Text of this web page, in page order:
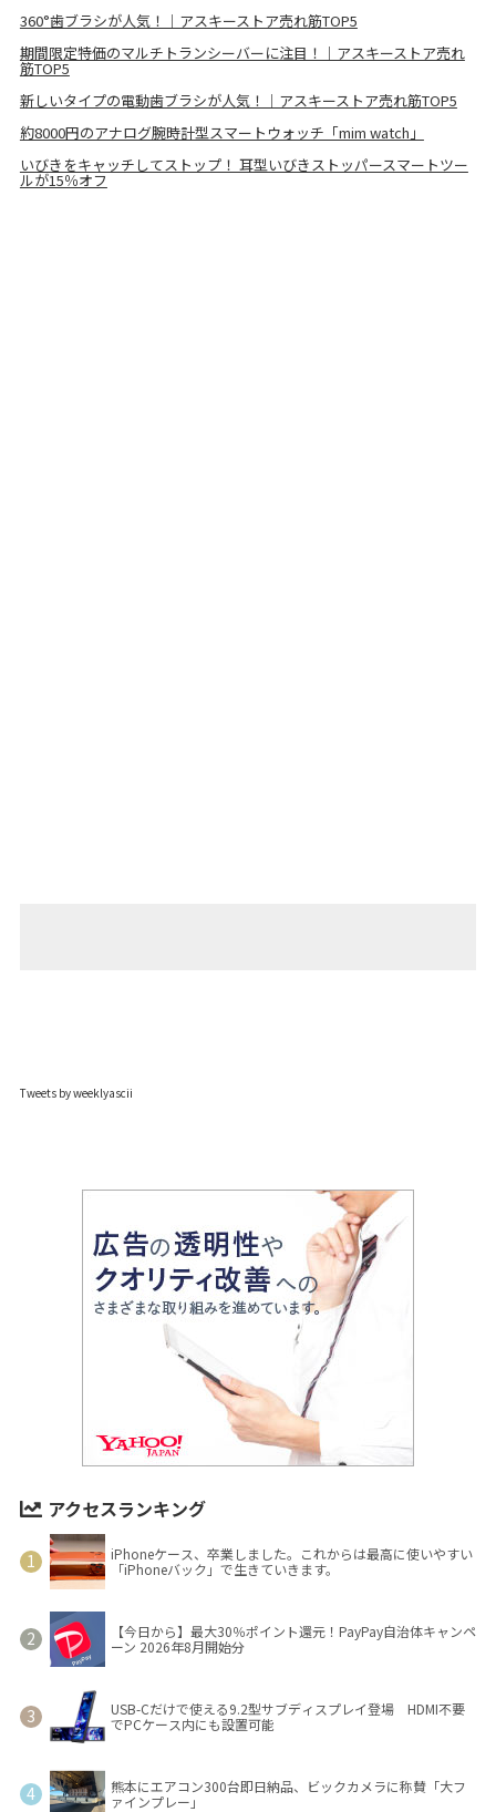
360°歯ブラシが人気！｜アスキーストア売れ筋TOP5
期間限定特価のマルチトランシーバーに注目！｜アスキーストア売れ
筋TOP5
新しいタイプの電動歯ブラシが人気！｜アスキーストア売れ筋TOP5
約8000円のアナログ腕時計型スマートウォッチ「mim watch」
いびきをキャッチしてストップ！ 耳型いびきストッパースマートツー
ルが15％オフ
Tweets by weeklyascii
アクセスランキング
iPhoneケース、卒業しました。これからは最高に使いやすい
「iPhoneバック」で生きていきます。
【今日から】最大30％ポイント還元！PayPay自治体キャンペ
ーン 2026年8月開始分
USB-Cだけで使える9.2型サブディスプレイ登場 HDMI不要
でPCケース内にも設置可能
熊本にエアコン300台即日納品、ビックカメラに称賛「大フ
ァインプレー」